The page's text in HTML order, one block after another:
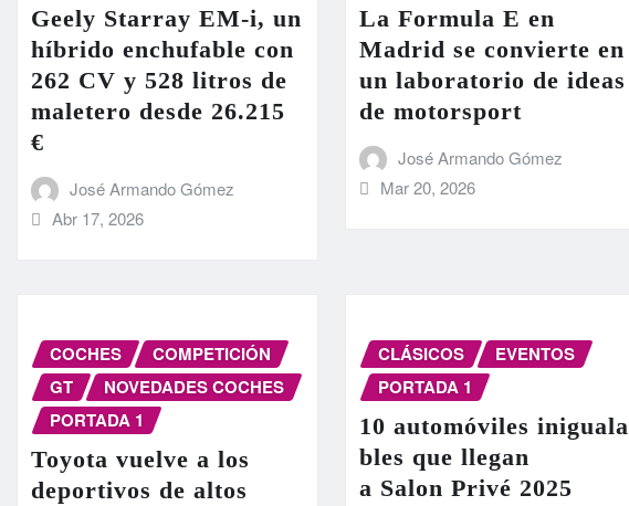
Geely Starray EM-i, un
híbrido enchufable con
262 CV y 528 litros de
maletero desde 26.215
€
José Armando Gómez
Abr 17, 2026
La Formula E en
Madrid se convierte en
un laboratorio de ideas
de motorsport
José Armando Gómez
Mar 20, 2026
COCHES
COMPETICIÓN
GT
NOVEDADES COCHES
PORTADA 1
Toyota vuelve a los
deportivos de altos
CLÁSICOS
EVENTOS
PORTADA 1
10 automóviles iniguala
bles que llegan
a Salon Privé 2025